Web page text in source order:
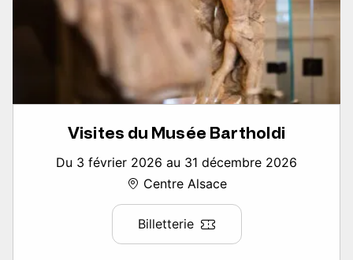
Visites du Musée Bartholdi
Du 3 février 2026 au 31 décembre 2026
Centre Alsace
Billetterie